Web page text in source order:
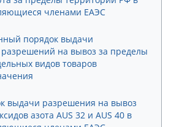
членами ЕАЭС
порядок выдачи
разрешений на вывоз за пределы
видов товаров
выдачи разрешения на вывоз
азота AUS 32 и AUS 40 в